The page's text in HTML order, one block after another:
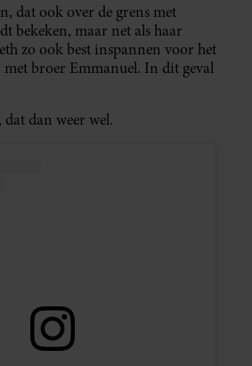
dat ook over de grens met
bekeken, maar net als haar
zo ook best inspannen voor het
met broer Emmanuel. In dit geval
dan weer wel.